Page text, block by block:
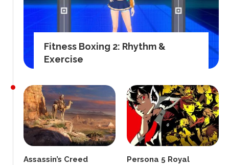
Fitness Boxing 2: Rhythm &
Exercise
Assassin’s Creed
Persona 5 Royal